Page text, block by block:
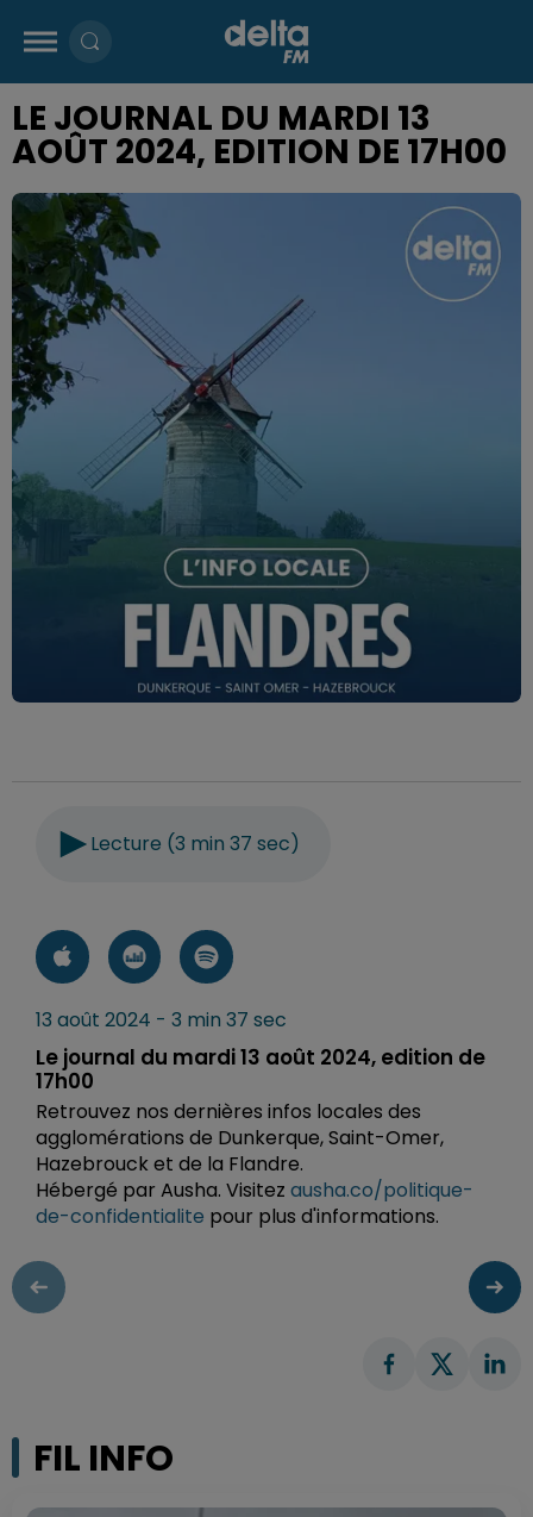
LE JOURNAL DU MARDI 13
AOÛT 2024, EDITION DE 17H00
Lecture (3 min 37 sec)
13 août 2024 - 3 min 37 sec
Le journal du mardi 13 août 2024, edition de
17h00
Retrouvez nos dernières infos locales des
agglomérations de Dunkerque, Saint-Omer,
Hazebrouck et de la Flandre.
Hébergé par Ausha. Visitez ausha.co/politique-
de-confidentialite pour plus d'informations.
FIL INFO